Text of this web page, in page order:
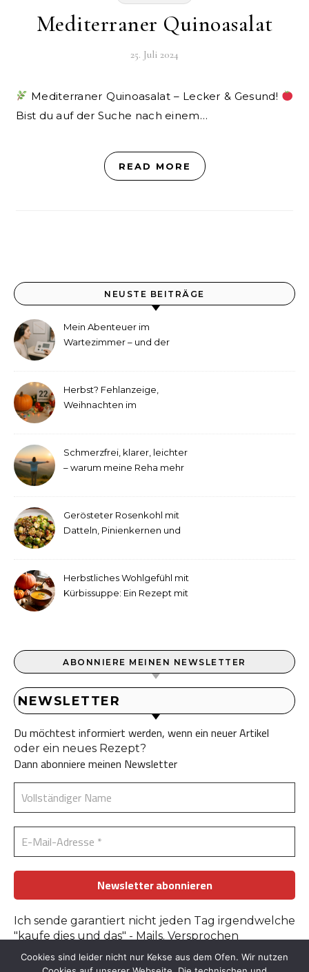
Mediterraner Quinoasalat
25. Juli 2024
Mediterraner Quinoasalat – Lecker & Gesund!
Bist du auf der Suche nach einem…
READ MORE
NEUSTE BEITRÄGE
Mein Abenteuer im
Wartezimmer – und der
Herbst? Fehlanzeige,
Weihnachten im
Schmerzfrei, klarer, leichter
– warum meine Reha mehr
Gerösteter Rosenkohl mit
Datteln, Pinienkernen und
Herbstliches Wohlgefühl mit
Kürbissuppe: Ein Rezept mit
ABONNIERE MEINEN NEWSLETTER
NEWSLETTER
Du möchtest informiert werden, wenn ein neuer Artikel
oder ein neues Rezept?
Dann abonniere meinen Newsletter
Ich sende garantiert nicht jeden Tag irgendwelche
"kaufe dies und das" - Mails. Versprochen
Erfahre mehr in der Datenschutzerklärung.
Cookies sind leider nicht nur Kekse aus dem Ofen. Wir nutzen